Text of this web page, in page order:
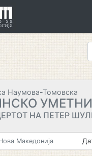
Наумова-Томовска
НА ПЕТЕР
Македонија